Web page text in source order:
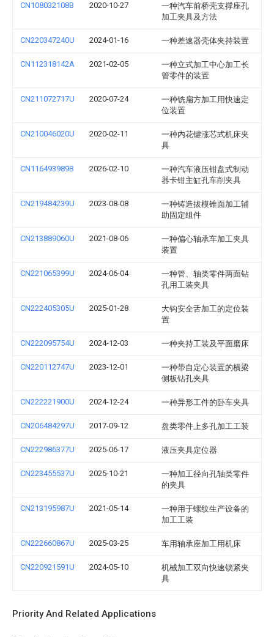
CN108032108B 2020-10-27
一种汽车前桥壳支撑座孔
加工夹具及方法
CN220347240U 2024-01-16 一种差速器壳体夹持装置
CN112318142A 2021-02-05
一种立式加工中心加工长
管零件的装置
CN211072717U 2020-07-24
一种铣扁方加工用快速定
位装置
CN210046020U 2020-02-11
一种内花键涨芯式机床夹
具
CN116493989B 2026-02-10
一种汽车液压钳盘式制动
器卡钳主缸孔车削夹具
CN219484239U 2023-08-08
一种铸造拔模锥面加工辅
助固定组件
CN213889060U 2021-08-06
一种偏心轴承车加工夹具
装置
CN221065399U 2024-06-04
一种管、轴类零件两面钻
孔用工装夹具
CN222405305U 2025-01-28
大钩安全舌加工的定位装
置
CN222095754U 2024-12-03 一种夹持工装及平面磨床
CN220112747U 2023-12-01
一种带自定心装置的横梁
侧板钻孔夹具
CN222221900U 2024-12-24 一种异形工件的卧车夹具
CN206484297U 2017-09-12 盘类零件上多孔加工工装
CN222986377U 2025-06-17 液压夹具定位器
CN223455537U 2025-10-21
一种加工径向孔轴类零件
的夹具
CN213195987U 2021-05-14
一种用于螺纹生产设备的
加工工装
CN222660867U 2025-03-25 车用轴承座加工用机床
CN220921591U 2024-05-10
机械加工双向快速锁紧夹
具
Priority And Related Applications